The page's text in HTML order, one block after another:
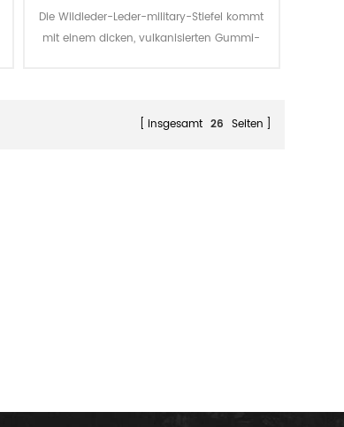
Die Wildleder-Leder-military-Stiefel kommt
mit einem dicken, vulkanisierten Gummi-
Leder eine gute Qualität, langlebig,
insgesamt 26 Seiten